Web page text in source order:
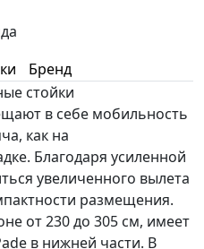
Бренд
стойки
в себе мобильность
как на
Благодаря усиленной
увеличенного вылета
размещения.
от 230 до 305 см, имеет
в нижней части. В